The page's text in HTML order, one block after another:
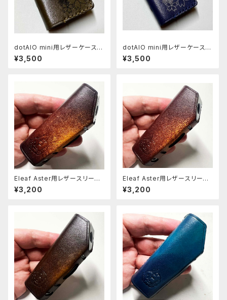
dotAIO mini用レザーケース
[238-dm]
¥3,500
dotAIO mini用レザーケース
[237-dm]
¥3,500
Eleaf Aster用レザースリーブ
[404-as]
¥3,200
Eleaf Aster用レザースリーブ
[403-as]
¥3,200